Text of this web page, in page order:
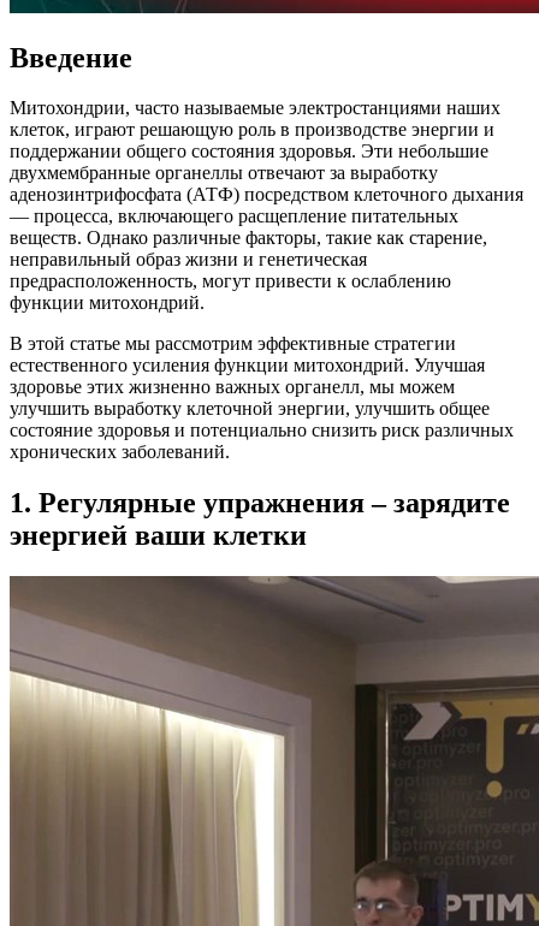
Введение
Митохондрии, часто называемые электростанциями наших
клеток, играют решающую роль в производстве энергии и
поддержании общего состояния здоровья. Эти небольшие
двухмембранные органеллы отвечают за выработку
аденозинтрифосфата (АТФ) посредством клеточного дыхания
— процесса, включающего расщепление питательных
веществ. Однако различные факторы, такие как старение,
неправильный образ жизни и генетическая
предрасположенность, могут привести к ослаблению
функции митохондрий.
В этой статье мы рассмотрим эффективные стратегии
естественного усиления функции митохондрий. Улучшая
здоровье этих жизненно важных органелл, мы можем
улучшить выработку клеточной энергии, улучшить общее
состояние здоровья и потенциально снизить риск различных
хронических заболеваний.
1. Регулярные упражнения – зарядите
энергией ваши клетки